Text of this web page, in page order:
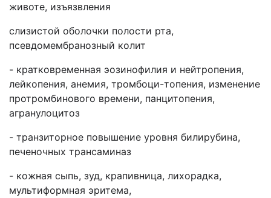
животе, изъязвления
слизистой оболочки полости рта,
псевдомембранозный колит
- кратковременная эозинофилия и нейтропения,
лейкопения, анемия, тромбоци-топения, изменение
протромбинового времени, панцитопения,
агранулоцитоз
- транзиторное повышение уровня билирубина,
печеночных трансаминаз
- кожная сыпь, зуд, крапивница, лихорадка,
мультиформная эритема,